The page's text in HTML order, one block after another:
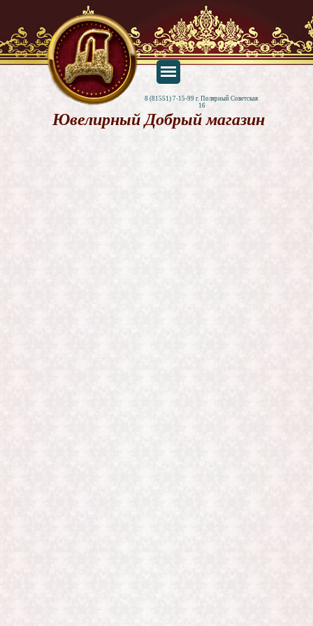
8 (81551) 7-15-99 г. Полярный Советская
16
Ювелирный Добрый магазин